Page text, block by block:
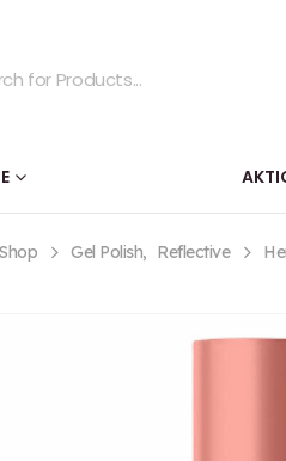
Shop Gel Polish, Reflective